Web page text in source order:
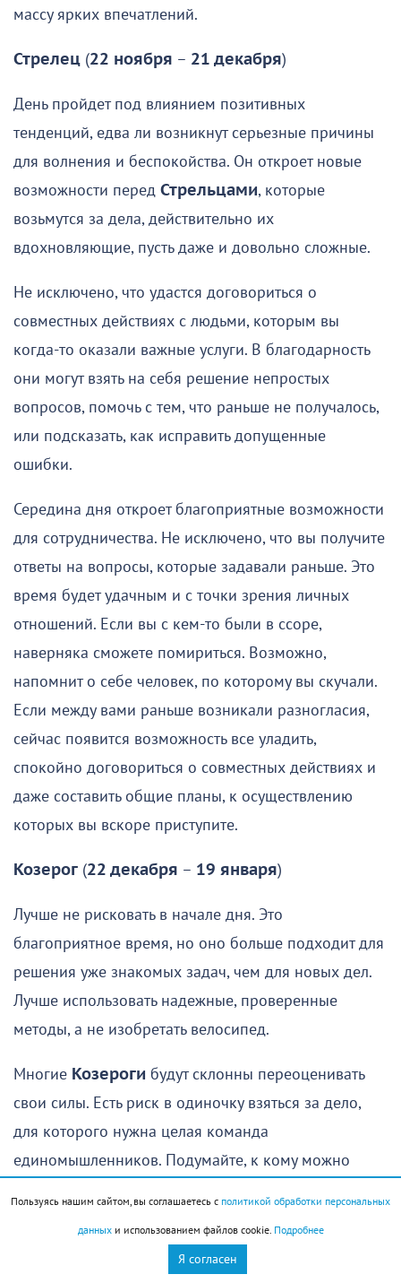
массу ярких впечатлений.
Стрелец (22 ноября – 21 декабря)
День пройдет под влиянием позитивных
тенденций, едва ли возникнут серьезные причины
для волнения и беспокойства. Он откроет новые
возможности перед Стрельцами, которые
возьмутся за дела, действительно их
вдохновляющие, пусть даже и довольно сложные.
Не исключено, что удастся договориться о
совместных действиях с людьми, которым вы
когда-то оказали важные услуги. В благодарность
они могут взять на себя решение непростых
вопросов, помочь с тем, что раньше не получалось,
или подсказать, как исправить допущенные
ошибки.
Середина дня откроет благоприятные возможности
для сотрудничества. Не исключено, что вы получите
ответы на вопросы, которые задавали раньше. Это
время будет удачным и с точки зрения личных
отношений. Если вы с кем-то были в ссоре,
наверняка сможете помириться. Возможно,
напомнит о себе человек, по которому вы скучали.
Если между вами раньше возникали разногласия,
сейчас появится возможность все уладить,
спокойно договориться о совместных действиях и
даже составить общие планы, к осуществлению
которых вы вскоре приступите.
Козерог (22 декабря – 19 января)
Лучше не рисковать в начале дня. Это
благоприятное время, но оно больше подходит для
решения уже знакомых задач, чем для новых дел.
Лучше использовать надежные, проверенные
методы, а не изобретать велосипед.
Многие Козероги будут склонны переоценивать
свои силы. Есть риск в одиночку взяться за дело,
для которого нужна целая команда
единомышленников. Подумайте, к кому можно
откликнуться на ваши просьбы.
Пользуясь нашим сайтом, вы соглашаетесь с политикой обработки персональных
данныхи использованием файлов cookie. Подробнее
Я согласен